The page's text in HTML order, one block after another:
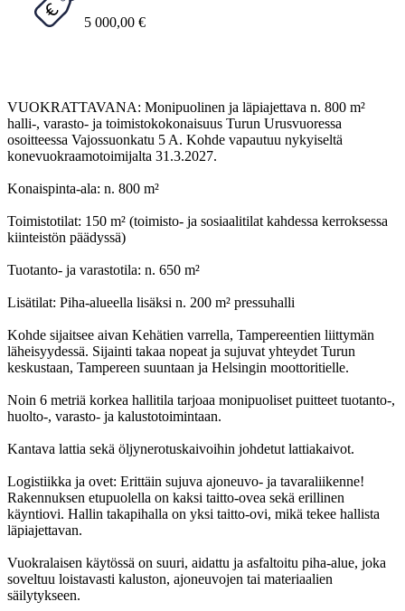
5 000,00 €
VUOKRATTAVANA: Monipuolinen ja läpiajettava n. 800 m²
halli-, varasto- ja toimistokokonaisuus Turun Urusvuoressa
osoitteessa Vajossuonkatu 5 A. Kohde vapautuu nykyiseltä
konevuokraamotoimijalta 31.3.2027.
Konaispinta-ala: n. 800 m²
Toimistotilat: 150 m² (toimisto- ja sosiaalitilat kahdessa kerroksessa
kiinteistön päädyssä)
Tuotanto- ja varastotila: n. 650 m²
Lisätilat: Piha-alueella lisäksi n. 200 m² pressuhalli
Kohde sijaitsee aivan Kehätien varrella, Tampereentien liittymän
läheisyydessä. Sijainti takaa nopeat ja sujuvat yhteydet Turun
keskustaan, Tampereen suuntaan ja Helsingin moottoritielle.
Noin 6 metriä korkea hallitila tarjoaa monipuoliset puitteet tuotanto-,
huolto-, varasto- ja kalustotoimintaan.
Kantava lattia sekä öljynerotuskaivoihin johdetut lattiakaivot.
Logistiikka ja ovet: Erittäin sujuva ajoneuvo- ja tavaraliikenne!
Rakennuksen etupuolella on kaksi taitto-ovea sekä erillinen
käyntiovi. Hallin takapihalla on yksi taitto-ovi, mikä tekee hallista
läpiajettavan.
Vuokralaisen käytössä on suuri, aidattu ja asfaltoitu piha-alue, joka
soveltuu loistavasti kaluston, ajoneuvojen tai materiaalien
säilytykseen.